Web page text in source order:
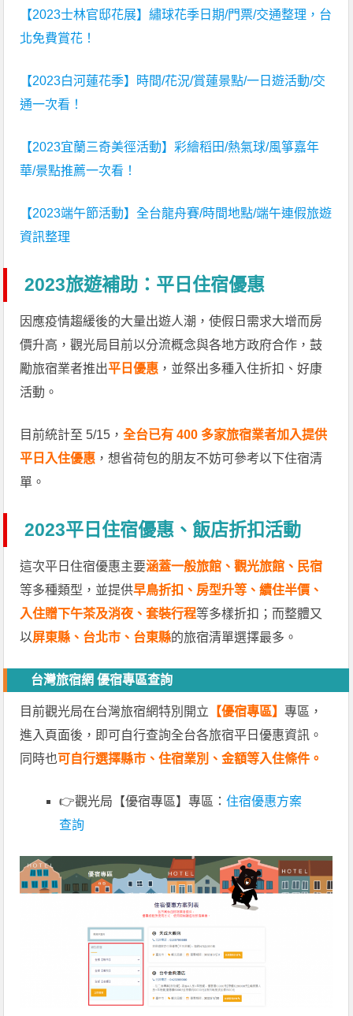
【2023士林官邸花展】繡球花季日期/門票/交通整理，台
北免費賞花！
【2023白河蓮花季】時間/花況/賞蓮景點/一日遊活動/交
通一次看！
【2023宜蘭三奇美徑活動】彩繪稻田/熱氣球/風箏嘉年
華/景點推薦一次看！
【2023端午節活動】全台龍舟賽/時間地點/端午連假旅遊
資訊整理
2023旅遊補助：平日住宿優惠
因應疫情趨緩後的大量出遊人潮，使假日需求大增而房
價升高，觀光局目前以分流概念與各地方政府合作，鼓
勵旅宿業者推出平日優惠 ，並祭出多種入住折扣、好康
活動。
目前統計至 5/15，全台已有 400 多家旅宿業者加入提供
平日入住優惠 ，想省荷包的朋友不妨可參考以下住宿清
單。
2023平日住宿優惠、飯店折扣活動
這次平日住宿優惠主要涵蓋一般旅館、觀光旅館、民宿
等多種類型，並提供早鳥折扣、房型升等、續住半價、
入住贈下午茶及消夜、套裝行程等多樣折扣；而整體又
以屏東縣、台北市、台東縣的旅宿清單選擇最多。
台灣旅宿網 優宿專區查詢
目前觀光局在台灣旅宿網特別開立 【優宿專區】專區，
進入頁面後，即可自行查詢全台各旅宿平日優惠資訊。
同時也可自行選擇縣市、住宿業別、金額等入住條件。
👉觀光局【優宿專區】專區：住宿優惠方案
查詢